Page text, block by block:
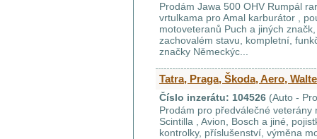
Prodám Jawa 500 OHV Rumpál
vrtulkama pro Amal karburátor ,
motoveteranů Puch a jiných
zachovalém stavu, kompletní,
značky Německýc...
Tatra, Praga, Škoda, Aero,
Číslo inzerátu: 104526 (Auto -
Prodám pro předválečné
Scintilla , Avion, Bosch a jiné,
kontrolky, příslušenství, výměna